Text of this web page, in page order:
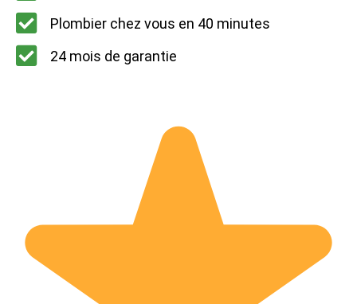
Plombier chez vous en 40 minutes
24 mois de garantie